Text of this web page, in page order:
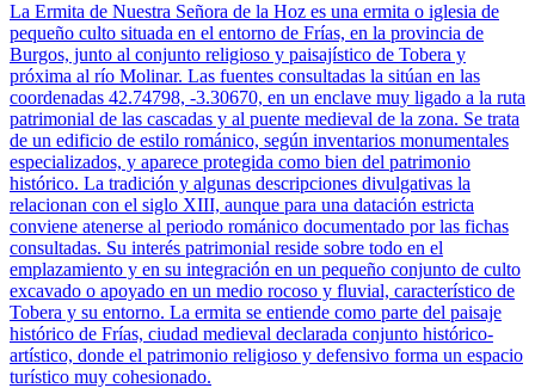
La Ermita de Nuestra Señora de la Hoz es una ermita o iglesia de
pequeño culto situada en el entorno de Frías, en la provincia de
Burgos, junto al conjunto religioso y paisajístico de Tobera y
próxima al río Molinar. Las fuentes consultadas la sitúan en las
coordenadas 42.74798, -3.30670, en un enclave muy ligado a la ruta
patrimonial de las cascadas y al puente medieval de la zona. Se trata
de un edificio de estilo románico, según inventarios monumentales
especializados, y aparece protegida como bien del patrimonio
histórico. La tradición y algunas descripciones divulgativas la
relacionan con el siglo XIII, aunque para una datación estricta
conviene atenerse al periodo románico documentado por las fichas
consultadas. Su interés patrimonial reside sobre todo en el
emplazamiento y en su integración en un pequeño conjunto de culto
excavado o apoyado en un medio rocoso y fluvial, característico de
Tobera y su entorno. La ermita se entiende como parte del paisaje
histórico de Frías, ciudad medieval declarada conjunto histórico-
artístico, donde el patrimonio religioso y defensivo forma un espacio
turístico muy cohesionado.